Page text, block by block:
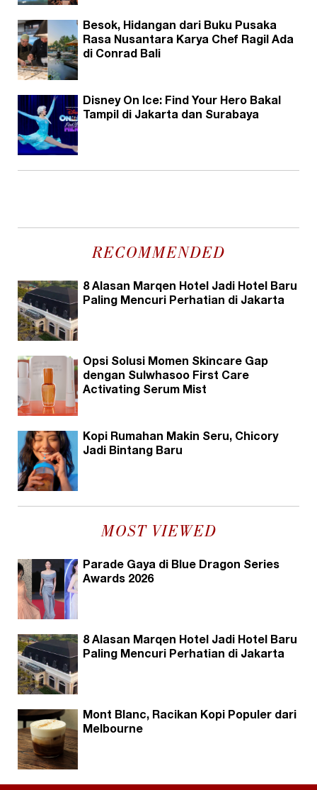
Besok, Hidangan dari Buku Pusaka
Rasa Nusantara Karya Chef Ragil Ada
di Conrad Bali
Disney On Ice: Find Your Hero Bakal
Tampil di Jakarta dan Surabaya
RECOMMENDED
8 Alasan Marqen Hotel Jadi Hotel Baru
Paling Mencuri Perhatian di Jakarta
Opsi Solusi Momen Skincare Gap
dengan Sulwhasoo First Care
Activating Serum Mist
Kopi Rumahan Makin Seru, Chicory
Jadi Bintang Baru
MOST VIEWED
Parade Gaya di Blue Dragon Series
Awards 2026
8 Alasan Marqen Hotel Jadi Hotel Baru
Paling Mencuri Perhatian di Jakarta
Mont Blanc, Racikan Kopi Populer dari
Melbourne